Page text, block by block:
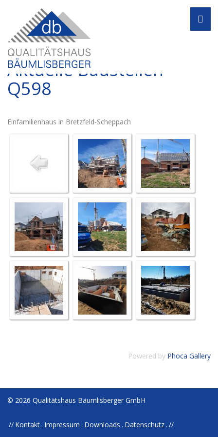
Aktuelle Baustellen -
Q598
Einfamilienhaus in Bretzfeld-Scheppach
Powered by Phoca Gallery
© 2026 Qualitätshaus Bäumlisberger GmbH
Kontakt Impressum Downloads Datenschutz //